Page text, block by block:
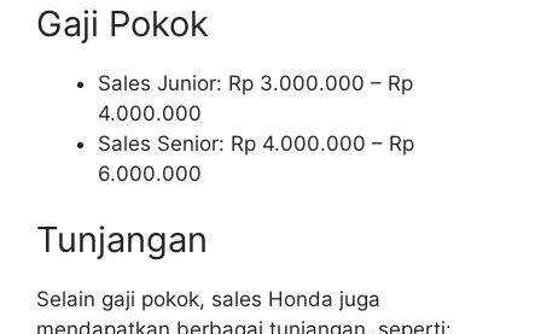
Gaji Pokok
Sales Junior: Rp 3.000.000 – Rp
4.000.000
Sales Senior: Rp 4.000.000 – Rp
6.000.000
Tunjangan
Selain gaji pokok, sales Honda juga
mendapatkan berbagai tunjangan, seperti: